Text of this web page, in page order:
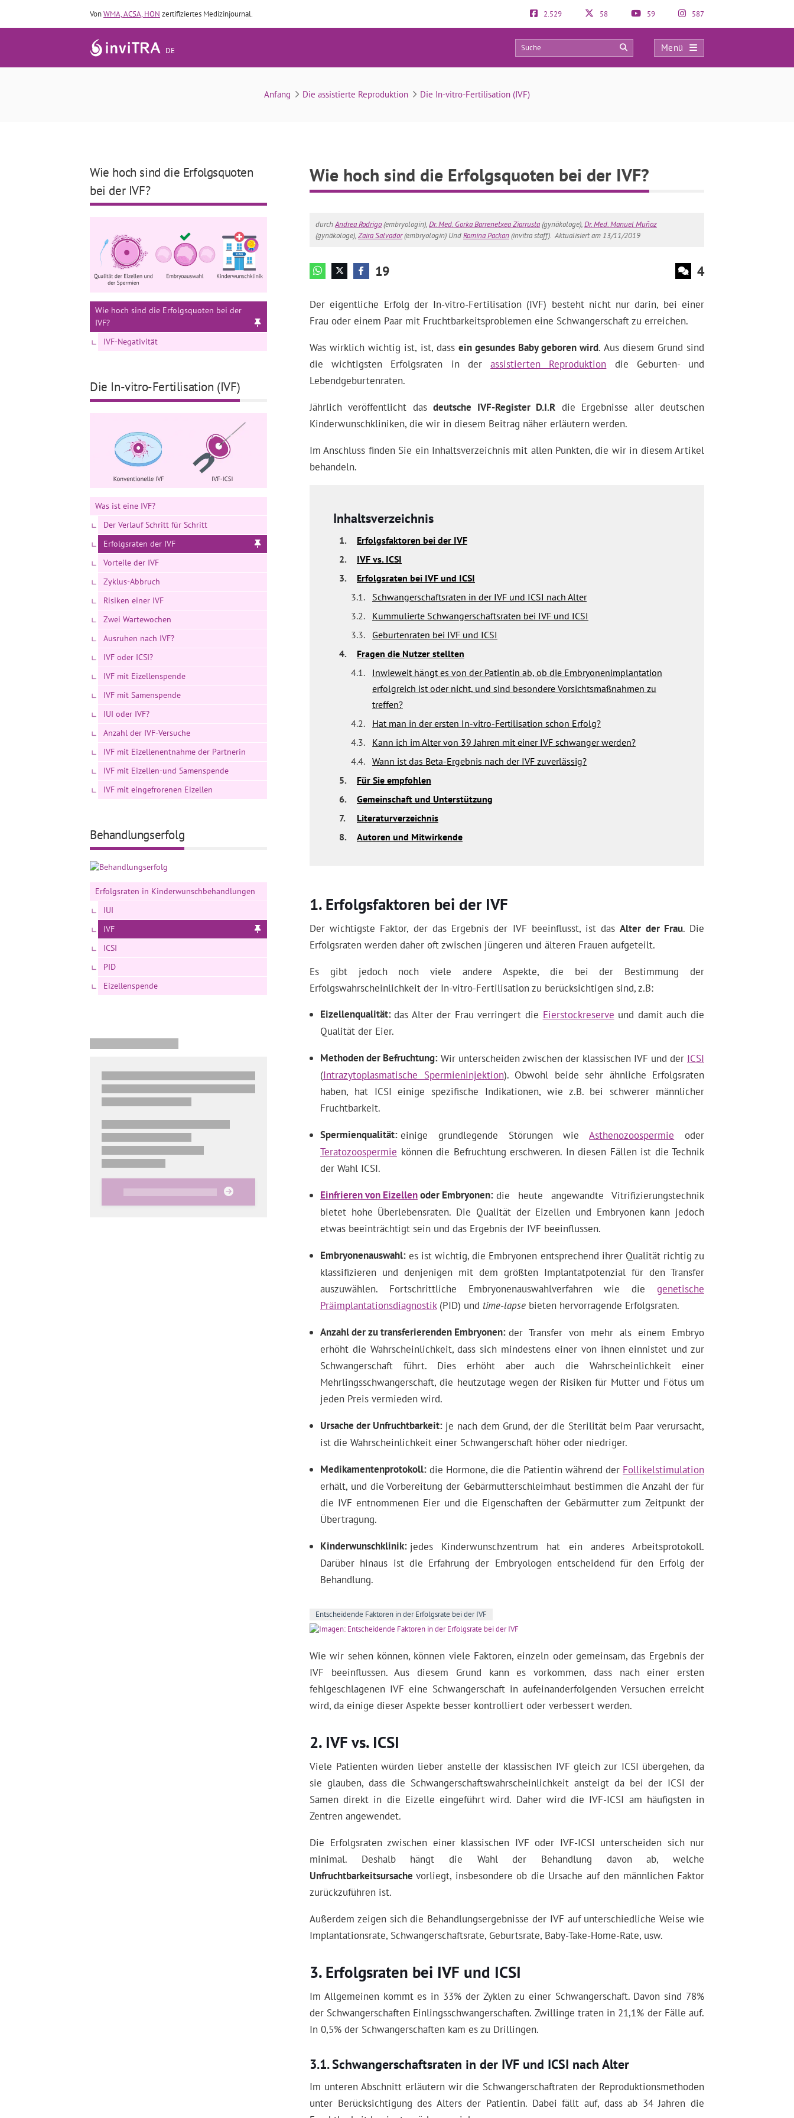
VonWMA, ACSA, HON zertifiziertes Medizinjournal. 2.529 58 59 587
DE
Menü
Wie hoch sind die Erfolgsquoten bei der IVF?
19 4
Anfang Die assistierte Reproduktion Die In-vitro-Fertilisation (IVF)
Wie hoch sind die Erfolgsquoten bei der IVF?
durchAndrea Rodrigo(embryologin),Dr. Med. Gorka Barrenetxea Ziarrusta(gynäkologe),Dr. Med. Manuel Muñoz
(gynäkologe),Zaira Salvador(embryologin) UndRomina Packan(invitra staff). Aktualisiert am 13/11/2019
19 4
Der eigentliche Erfolg der In-vitro-Fertilisation (IVF) besteht nicht nur darin, bei einer
Frau oder einem Paar mit Fruchtbarkeitsproblemen eine Schwangerschaft zu erreichen.
Was wirklich wichtig ist, ist, dass ein gesundes Baby geboren wird. Aus diesem Grund sind
die wichtigsten Erfolgsraten in derassistierten Reproduktion die Geburten- und
Lebendgeburtenraten.
Jährlich veröffentlicht dasdeutsche IVF-Register D.I.R die Ergebnisse aller deutschen
Kinderwunschkliniken, die wir in diesem Beitrag näher erläutern werden.
Im Anschluss finden Sie ein Inhaltsverzeichnis mit allen Punkten, die wir in diesem Artikel
behandeln.
Inhaltsverzeichnis
1.
Erfolgsfaktoren bei der IVF
2.
IVF vs. ICSI
3.
Erfolgsraten bei IVF und ICSI
3.1.
Schwangerschaftsraten in der IVF und ICSI nach Alter
3.2.
Kummulierte Schwangerschaftsraten bei IVF und ICSI
3.3.
Geburtenraten bei IVF und ICSI
4.
Fragen die Nutzer stellten
4.1.
Inwieweit hängt es von der Patientin ab, ob die Embryonenimplantation
erfolgreich ist oder nicht, und sind besondere Vorsichtsmaßnahmen zu
treffen?
4.2.
Hat man in der ersten In-vitro-Fertilisation schon Erfolg?
4.3.
Kann ich im Alter von 39 Jahren mit einer IVF schwanger werden?
4.4. Wann ist das Beta-Ergebnis nach der IVF zuverlässig?
5.
Für Sie empfohlen
6.
Gemeinschaft und Unterstützung
7.
Literaturverzeichnis
8.
Autoren und Mitwirkende
Erfolgsfaktoren bei der IVF
Der wichtigste Faktor, der das Ergebnis der IVF beeinflusst, ist dasAlter der Frau. Die
Erfolgsraten werden daher oft zwischen jüngeren und älteren Frauen aufgeteilt.
Es gibt jedoch noch viele andere Aspekte, die bei der Bestimmung der
Erfolgswahrscheinlichkeit der In-vitro-Fertilisation zu berücksichtigen sind, z.B:
Eizellenqualität das Alter der Frau verringert die Eierstockreserve und damit auch die
Qualität der Eier.
Methoden der Befruchtung Wir unterscheiden zwischen der klassischen IVF und der ICSI
(Intrazytoplasmatische Spermieninjektion). Obwohl beide sehr ähnliche Erfolgsraten
haben, hat ICSI einige spezifische Indikationen, wie z.B. bei schwerer männlicher
Fruchtbarkeit.
Spermienqualität einige grundlegende Störungen wieAsthenozoospermie oder
Teratozoospermie können die Befruchtung erschweren. In diesen Fällen ist die Technik
der Wahl ICSI.
Einfrieren von Eizellenoder Embryonen die heute angewandte Vitrifizierungstechnik
bietet hohe Überlebensraten. Die Qualität der Eizellen und Embryonen kann jedoch
etwas beeinträchtigt sein und das Ergebnis der IVF beeinflussen.
Embryonenauswahl es ist wichtig, die Embryonen entsprechend ihrer Qualität richtig zu
klassifizieren und denjenigen mit dem größten Implantatpotenzial für den Transfer
auszuwählen. Fortschrittliche Embryonenauswahlverfahren wie die genetische
Präimplantationsdiagnostik(PID) und time-lapse bieten hervorragende Erfolgsraten.
Anzahl der zu transferierenden Embryonen der Transfer von mehr als einem Embryo
erhöht die Wahrscheinlichkeit, dass sich mindestens einer von ihnen einnistet und zur
Schwangerschaft führt. Dies erhöht aber auch die Wahrscheinlichkeit einer
Mehrlingsschwangerschaft, die heutzutage wegen der Risiken für Mutter und Fötus um
jeden Preis vermieden wird.
Ursache der Unfruchtbarkeit je nach dem Grund, der die Sterilität beim Paar verursacht,
ist die Wahrscheinlichkeit einer Schwangerschaft höher oder niedriger.
Medikamentenprotokoll die Hormone, die die Patientin während der Follikelstimulation
erhält, und die Vorbereitung der Gebärmutterschleimhaut bestimmen die Anzahl der für
die IVF entnommenen Eier und die Eigenschaften der Gebärmutter zum Zeitpunkt der
Übertragung.
Kinderwunschklinik jedes Kinderwunschzentrum hat ein anderes Arbeitsprotokoll.
Darüber hinaus ist die Erfahrung der Embryologen entscheidend für den Erfolg der
Behandlung.
Entscheidende Faktoren in der Erfolgsrate bei der IVF
Wie wir sehen können, können viele Faktoren, einzeln oder gemeinsam, das Ergebnis der
IVF beeinflussen. Aus diesem Grund kann es vorkommen, dass nach einer ersten
fehlgeschlagenen IVF eine Schwangerschaft in aufeinanderfolgenden Versuchen erreicht
wird, da einige dieser Aspekte besser kontrolliert oder verbessert werden.
IVF vs. ICSI
Viele Patienten würden lieber anstelle der klassischen IVF gleich zur ICSI übergehen, da
sie glauben, dass die Schwangerschaftswahrscheinlichkeit ansteigt da bei der ICSI der
Samen direkt in die Eizelle eingeführt wird. Daher wird die IVF-ICSI am häufigsten in
Zentren angewendet.
Die Erfolgsraten zwischen einer klassischen IVF oder IVF-ICSI unterscheiden sich nur
minimal. Deshalb hängt die Wahl der Behandlung davon ab, welche
Unfruchtbarkeitsursachevorliegt, insbesondere ob die Ursache auf den männlichen Faktor
zurückzuführen ist.
Außerdem zeigen sich die Behandlungsergebnisse der IVF auf unterschiedliche Weise wie
Implantationsrate, Schwangerschaftsrate, Geburtsrate, Baby-Take-Home-Rate, usw.
Erfolgsraten bei IVF und ICSI
Im Allgemeinen kommt es in 33% der Zyklen zu einer Schwangerschaft. Davon sind 78%
der Schwangerschaften Einlingsschwangerschaften. Zwillinge traten in 21,1% der Fälle auf.
In 0,5% der Schwangerschaften kam es zu Drillingen.
Schwangerschaftsraten in der IVF und ICSI nach Alter
Im unteren Abschnitt erläutern wir die Schwangerschaftraten der Reproduktionsmethoden
unter Berücksichtigung des Alters der Patientin. Dabei fällt auf, dass ab 34 Jahren die
Wie hoch sind die Erfolgsquoten
bei der IVF?
Wie hoch sind die Erfolgsquoten bei der
IVF?
IVF-Negativität
Die In-vitro-Fertilisation (IVF)
Was ist eine IVF?
Der Verlauf Schritt für Schritt
Erfolgsraten der IVF
Vorteile der IVF
Zyklus-Abbruch
Risiken einer IVF
Zwei Wartewochen
Ausruhen nach IVF?
IVF oder ICSI?
IVF mit Eizellenspende
IVF mit Samenspende
IUI oder IVF?
Anzahl der IVF-Versuche
IVF mit Eizellenentnahme der Partnerin
IVF mit Eizellen-und Samenspende
IVF mit eingefrorenen Eizellen
Behandlungserfolg
Erfolgsraten in Kinderwunschbehandlungen
IUI
IVF
ICSI
PID
Eizellenspende